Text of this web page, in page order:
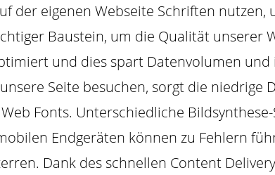
der eigenen Webseite Schriften
Baustein, um die Qualität unserer
und dies spart Datenvolumen
Seite besuchen, sorgt die niedrige
Fonts. Unterschiedliche
Endgeräten können zu Fehlern
Dank des schnellen Content